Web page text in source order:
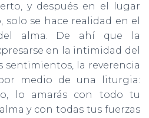
y después en el lugar
se hace realidad en el
alma. De ahí que la
en la intimidad del
sentimientos, la reverencia
medio de una liturgia:
lo amarás con todo tu
y con todas tus fuerzas